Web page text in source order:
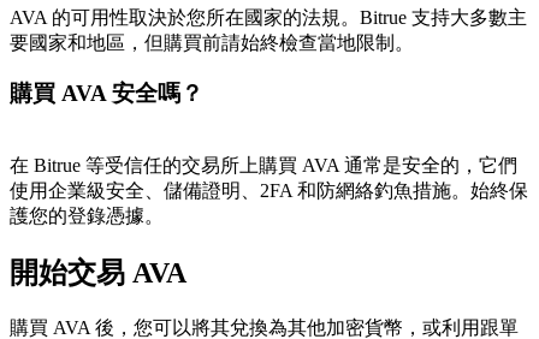
AVA 的可用性取決於您所在國家的法規。Bitrue 支持大多數主
要國家和地區，但購買前請始終檢查當地限制。
購買 AVA 安全嗎？
在 Bitrue 等受信任的交易所上購買 AVA 通常是安全的，它們
使用企業級安全、儲備證明、2FA 和防網絡釣魚措施。始終保
護您的登錄憑據。
開始交易 AVA
購買 AVA 後，您可以將其兌換為其他加密貨幣，或利用跟單